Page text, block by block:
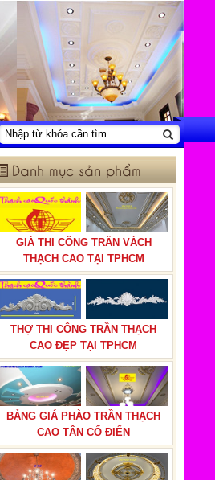
Danh mục sản phẩm
GIÁ THI CÔNG TRẦN VÁCH
THẠCH CAO TẠI TPHCM
THỢ THI CÔNG TRẦN THẠCH
CAO ĐẸP TẠI TPHCM
BẢNG GIÁ PHÀO TRẦN THẠCH
CAO TÂN CỔ ĐIỂN